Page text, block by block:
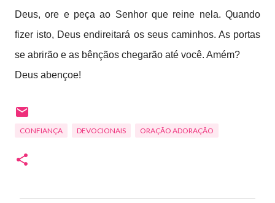
Deus, ore e peça ao Senhor que reine nela. Quando
fizer isto, Deus endireitará os seus caminhos. As portas
se abrirão e as bênçãos chegarão até você. Amém?
Deus abençoe!
CONFIANÇA DEVOCIONAIS ORAÇÃO ADORAÇÃO